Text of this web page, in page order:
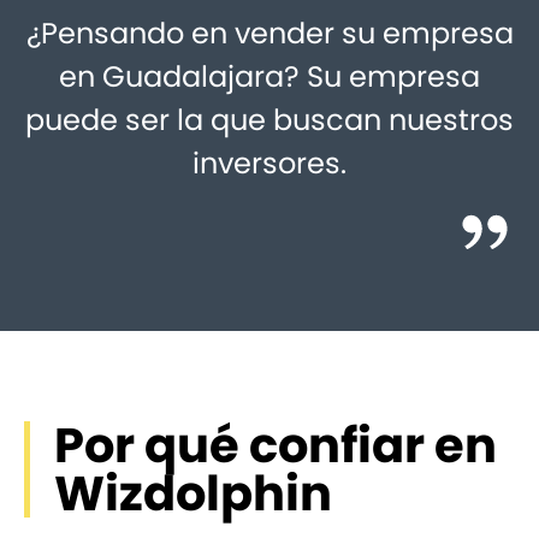
¿Pensando en vender su empresa
en Guadalajara? Su empresa
puede ser la que buscan nuestros
inversores.
Por qué confiar en
Wizdolphin